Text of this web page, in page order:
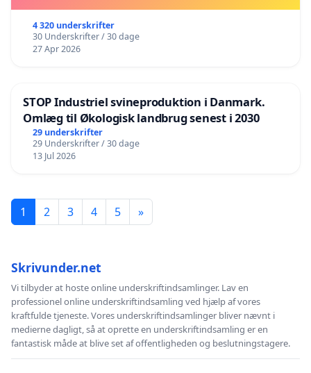
4 320 underskrifter
30 Underskrifter / 30 dage
27 Apr 2026
STOP Industriel svineproduktion i Danmark.
Omlæg til Økologisk landbrug senest i 2030
29 underskrifter
29 Underskrifter / 30 dage
13 Jul 2026
1 2 3 4 5 »
Skrivunder.net
Vi tilbyder at hoste online underskriftindsamlinger. Lav en
professionel online underskriftindsamling ved hjælp af vores
kraftfulde tjeneste. Vores underskriftindsamlinger bliver nævnt i
medierne dagligt, så at oprette en underskriftindsamling er en
fantastisk måde at blive set af offentligheden og beslutningstagere.